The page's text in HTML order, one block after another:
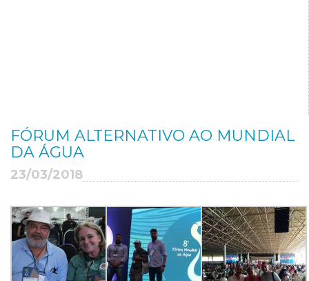
FÓRUM ALTERNATIVO AO MUNDIAL
DA ÁGUA
23/03/2018